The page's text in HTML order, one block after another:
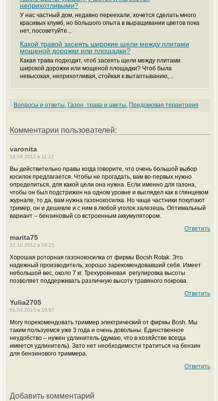
неприхотливыми?
У нас частный дом, недавно переехали, хочется сделать много
красивых клумб, но большого опыта в выращивании цветов пока
нет, посоветуйте...
Какой травой засеять широкие щели между плитами
мощеной дорожки или площадки?
Какая трава подходит, чтоб засеять щели между плитами
широкой дорожки или мощеной площадки? Чтоб была
невысокая, неприхотливая, стойкая к вытаптыванию,...
Вопросы и ответы, Газон, трава и цветы, Придомовая территория
Комментарии пользователей:
varonita
16.08.2012 в 11:22
Вы действительно правы когда говорите, что очень большой выбор
косилок предлагается. Чтобы не прогадать, вам во-первых нужно
определиться, для какой цели она нужна. Если именно для газона,
чтобы он был подстрижен на одном уровне и выглядел как в глянцевом
журнале, то да, вам нужна газонокосилка. Но чаще частники покупают
тример, он и дешевле и с ним в любой уголок залезешь. Оптимальный
вариант – бензиновый со встроенным аккумулятором.
Ответить
marita75
12.10.2012 в 09:25
Хорошая роторная газонокосилка от фирмы Bocsh Rotak. Это
надежный производитель, хорошо зарекомендовавший себя. Имеет
небольшой вес, около 7 кг. Трехуровневая регулировка высоты
позволяет поддерживать различную высоту травяного покрова.
Ответить
Yulia2705
01.04.2013 в 10:57
Могу порекомендовать триммер электрический от фирмы Bosh. Мы
таким пользуемся уже 3 года и очень довольны. Единственное
неудобство – нужен удлинитель (думаю, что в хозяйстве всегда
имеется удлинитель). Зато нет необходимости тратиться на бензин
для бензинового триммера.
Ответить
Добавить комментарий